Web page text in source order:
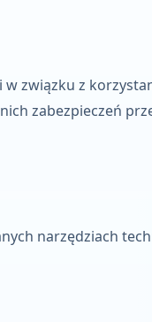
związku z
zabezpieczeń
narzędziach